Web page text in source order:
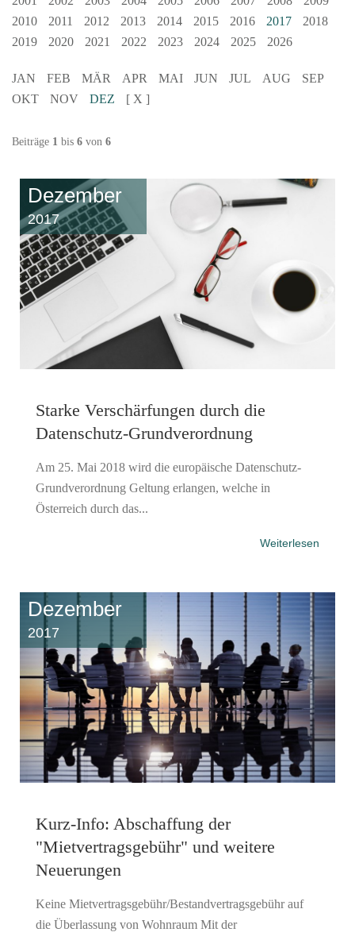
2010
2011 2012 2013 2014 2015 2016 2017
2018
2019
2020 2021 2022 2023 2024 2025 2026
JAN FEB MÄR APR MAI JUN JUL AUG
SEP
OKT
NOV DEZ [ X ]
Beiträge 1 bis 6 von 6
Dezember
2017
Starke Verschärfungen durch die
Datenschutz-Grundverordnung
Am 25. Mai 2018 wird die europäische Datenschutz-
Grundverordnung Geltung erlangen, welche in
Österreich durch das...
Weiterlesen
Dezember
2017
Kurz-Info: Abschaffung der
"Mietvertragsgebühr" und weitere
Neuerungen
Keine Mietvertragsgebühr/Bestandvertragsgebühr auf
die Überlassung von Wohnraum Mit der